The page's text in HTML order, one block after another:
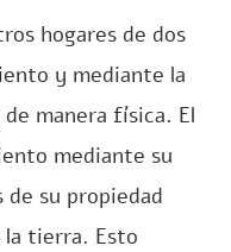
hogares de dos
y mediante la
manera física. El
mediante su
de su propiedad
la tierra. Esto